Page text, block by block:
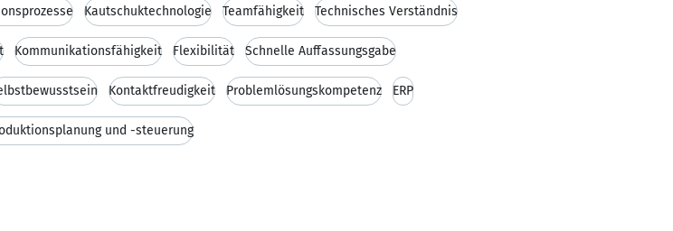
Kautschuktechnologie Teamfähigkeit Technisches Verständnis
Kommunikationsfähigkeit Flexibilität Schnelle Auffassungsgabe
Kontaktfreudigkeit Problemlösungskompetenz ERP
und -steuerung